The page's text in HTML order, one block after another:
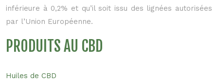
inférieure à 0,2% et qu’il soit issu des lignées autorisées
par l’Union Européenne.
PRODUITS AU CBD
Huiles de CBD